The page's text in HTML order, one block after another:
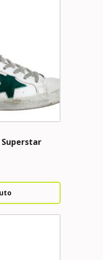
Superstar